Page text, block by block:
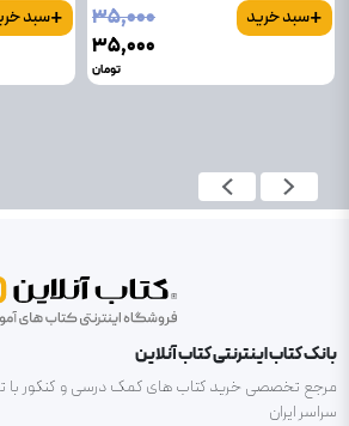
+سبد خرید
۳۵٬۰۰۰
۳۵٬۰۰۰
تومان
+سبد
بانک کتاب اینترنتی کتاب آنلاین
مرجع تخصصی خرید کتاب های کمک درسی و کنکور با
سراسر ایران